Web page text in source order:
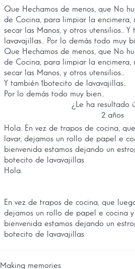
Que Hechamos de menos, que No
de Cocina, para limpiar la encimera,
secar las Manos, y otros utensilios..
lavavajillas.. Por lo demás todo muy
Que Hechamos de menos, que No
de Cocina, para limpiar la encimera,
secar las Manos, y otros utensilios..
Y también 1botecito de lavavajillas..
Por lo demás todo muy bien..
¿Le ha resultado
2 años
Hola. En vez de trapos de cocina,
lavar, dejamos un rollo de papel e
bienvenida estamos dejando un
botecito de lavavajillas
Hola.
En vez de trapos de cocina, que
dejamos un rollo de papel e cocina
bienvenida estamos dejando un
botecito de lavavajillas
Making memories